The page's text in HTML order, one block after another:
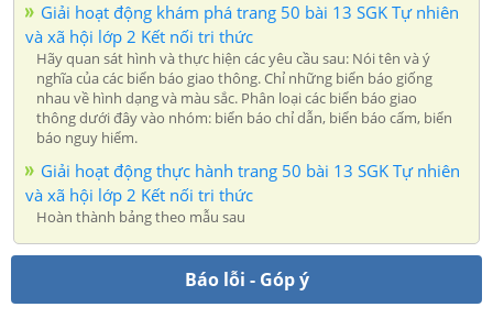
Giải hoạt động khám phá trang 50 bài 13 SGK Tự nhiên
và xã hội lớp 2 Kết nối tri thức
Hãy quan sát hình và thực hiện các yêu cầu sau: Nói tên và ý
nghĩa của các biển báo giao thông. Chỉ những biển báo giống
nhau về hình dạng và màu sắc. Phân loại các biển báo giao
thông dưới đây vào nhóm: biển báo chỉ dẫn, biển báo cấm, biển
báo nguy hiểm.
Giải hoạt động thực hành trang 50 bài 13 SGK Tự nhiên
và xã hội lớp 2 Kết nối tri thức
Hoàn thành bảng theo mẫu sau
Báo lỗi - Góp ý